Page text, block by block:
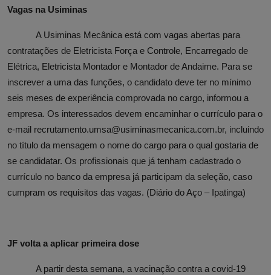
Vagas na Usiminas
A Usiminas Mecânica está com vagas abertas para
contratações de Eletricista Força e Controle, Encarregado de
Elétrica, Eletricista Montador e Montador de Andaime. Para se
inscrever a uma das funções, o candidato deve ter no mínimo
seis meses de experiência comprovada no cargo, informou a
empresa. Os interessados devem encaminhar o currículo para o
e-mail recrutamento.umsa@usiminasmecanica.com.br, incluindo
no título da mensagem o nome do cargo para o qual gostaria de
se candidatar. Os profissionais que já tenham cadastrado o
currículo no banco da empresa já participam da seleção, caso
cumpram os requisitos das vagas. (Diário do Aço – Ipatinga)
JF volta a aplicar primeira dose
Apartir desta semana, a vacinação contra a covid-19